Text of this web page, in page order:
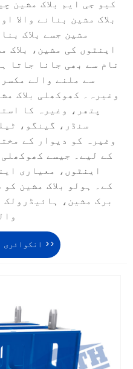
کیو جی ایم بلاک مشین
بلاک مشین بنانے والا
مشین جسے بلاک
اینٹوں کی مشین، بلاک
نام سے بھی جانا جاتا
سے ملنے والے
وغیرہ۔ کھوکھلی بلاک
پتھر، وغیرہ کا
سنڈر، گینگو،
وغیرہ کو دیوار کے
کے لیے۔ جیسے
اینٹوں، معیاری
کے۔ ہولو بلاک مشین
برک مشین، ہائیڈرولک
انکوائری بھیجیں۔ >>